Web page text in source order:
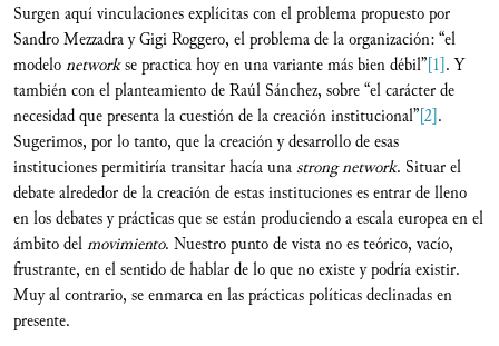
Surgen aquí vinculaciones explícitas con el problema propuesto por
Sandro Mezzadra y Gigi Roggero, el problema de la organización: “el
modelonetworkse practica hoy en una variante más bien débil”[1]. Y
también con el planteamiento de Raúl Sánchez, sobre “el carácter de
necesidad que presenta la cuestión de la creación institucional”[2].
Sugerimos, por lo tanto, que la creación y desarrollo de esas
instituciones permitiría transitar hacía unastrong network. Situar el
debate alrededor de la creación de estas instituciones es entrar de lleno
en los debates y prácticas que se están produciendo a escala europea en el
ámbito delmovimiento. Nuestro punto de vista no es teórico, vacío,
frustrante, en el sentido de hablar de lo que no existe y podría existir.
Muy al contrario, se enmarca en las prácticas políticas declinadas en
presente.